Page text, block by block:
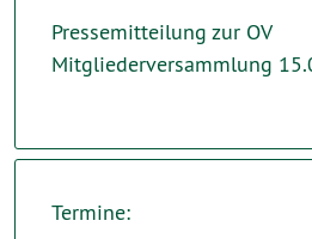
Pressemitteilung zur OV
Mitgliederversammlung
Termine: